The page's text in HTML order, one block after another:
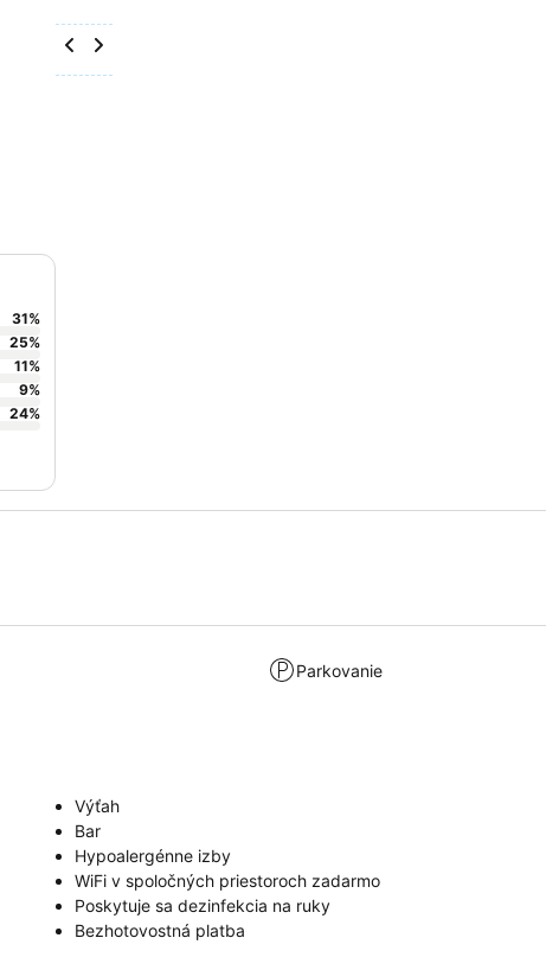
31%
25%
11%
9%
24%
Parkovanie
Výťah
Bar
Hypoalergénne izby
WiFi v spoločných priestoroch zadarmo
Poskytuje sa dezinfekcia na ruky
Bezhotovostná platba